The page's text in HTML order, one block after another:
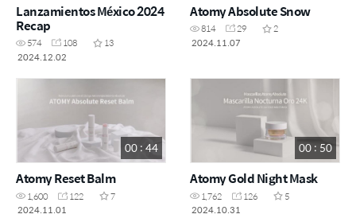
Lanzamientos México 2024
Recap
574 108
13
2024.12.02
Atomy Absolute Snow
814 29
2
2024.11.07
00 : 44
Atomy Reset Balm
1,600 122
7
2024.11.01
00 : 50
Atomy Gold Night Mask
1,762 126
5
2024.10.31